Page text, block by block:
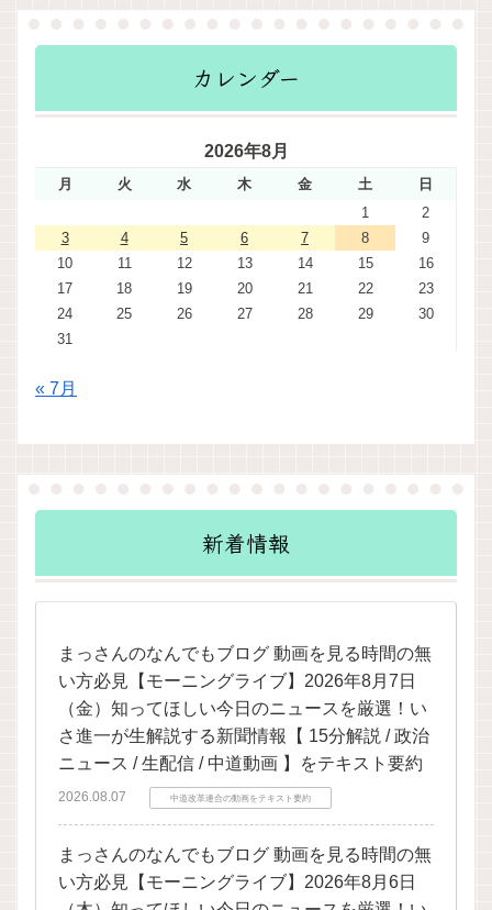
カレンダー
2026年8月
月 火 水 木 金 土
日
1
2
3
4 5 6 7 8
9
10
11 12 13 14 15
16
17
18 19 20 21 22
23
24
25 26 27 28 29
30
31
« 7月
新着情報
まっさんのなんでもブログ 動画を見る時間の無
い方必見【モーニングライブ】2026年8月7日
（金）知ってほしい今日のニュースを厳選！い
さ進一が生解説する新聞情報【 15分解説 / 政治
ニュース / 生配信 / 中道動画 】をテキスト要約
2026.08.07 中道改革連合の動画をテキスト要約
まっさんのなんでもブログ 動画を見る時間の無
い方必見【モーニングライブ】2026年8月6日